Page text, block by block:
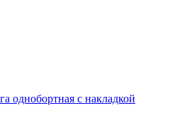
однобортная с накладкой